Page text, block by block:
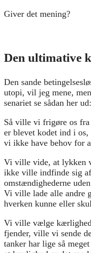
Giver det mening?
Den ultimative
Den sande
utopi, vil jeg mene,
senariet se sådan her ud:
Så ville vi frigøre os fra
er blevet kodet ind i
vi ikke have behov for
Vi ville vide, at lykken
ikke ville indfinde sig
omstændighederne
Vi ville lade alle andre
hverken kunne eller
Vi ville vælge
fjender, ville vi sende
tanker har lige så